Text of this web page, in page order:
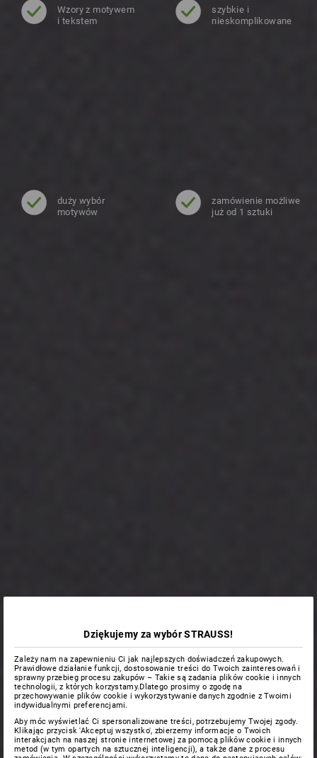
Wzory z motywem
i tekstem
szybkie i
nieskomplikowane
duży wybór
motywów
zamówienie możliwe
już od 1 sztuki
Dziękujemy za wybór STRAUSS!
Zależy nam na zapewnieniu Ci jak najlepszych doświadczeń zakupowych.
Prawidłowe działanie funkcji, dostosowanie treści do Twoich zainteresowań i
sprawny przebieg procesu zakupów – Takie są zadania plików cookie i innych
technologii, z których korzystamy.Dlatego prosimy o zgodę na
przechowywanie plików cookie i wykorzystywanie danych zgodnie z Twoimi
indywidualnymi preferencjami.
Aby móc wyświetlać Ci spersonalizowane treści, potrzebujemy Twojej zgody.
Klikając przycisk 'Akceptuj wszystko', zbierzemy informacje o Twoich
interakcjach na naszej stronie internetowej za pomocą plików cookie i innych
metod (w tym opartych na sztucznej inteligencji), a także dane z procesu